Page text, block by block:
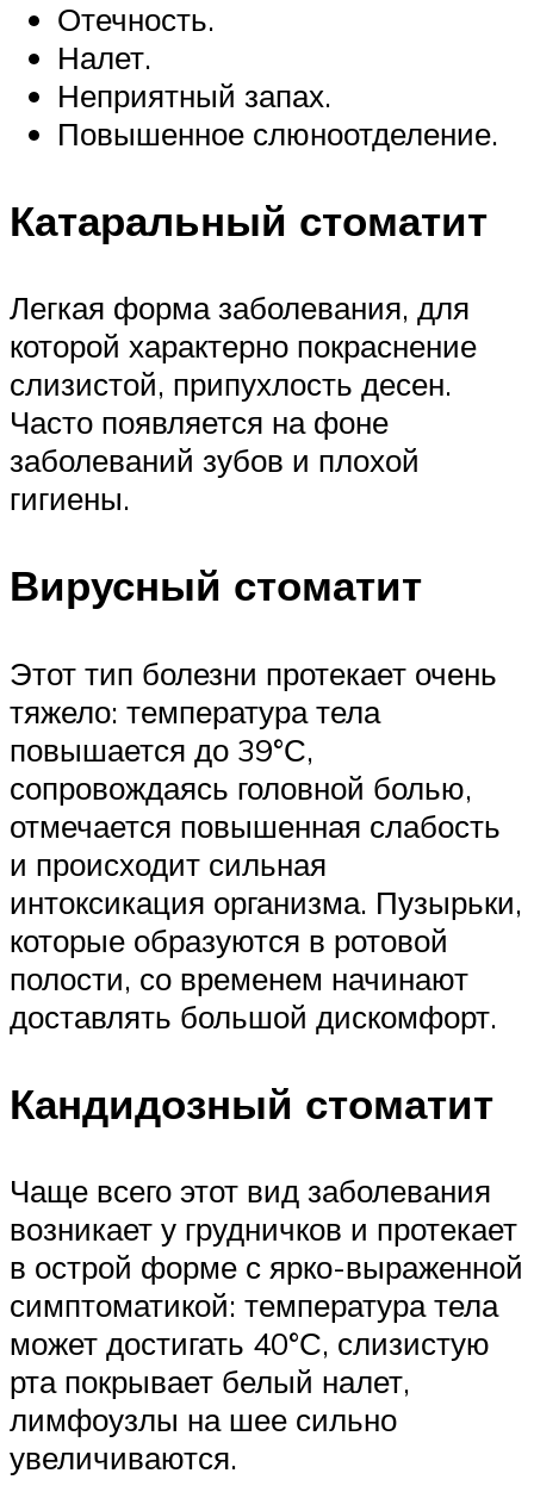
Отечность.
Налет.
Неприятный запах.
Повышенное слюноотделение.
Катаральный стоматит
Легкая форма заболевания, для
которой характерно покраснение
слизистой, припухлость десен.
Часто появляется на фоне
заболеваний зубов и плохой
гигиены.
Вирусный стоматит
Этот тип болезни протекает очень
тяжело: температура тела
повышается до 39°С,
сопровождаясь головной болью,
отмечается повышенная слабость
и происходит сильная
интоксикация организма. Пузырьки,
которые образуются в ротовой
полости, со временем начинают
доставлять большой дискомфорт.
Кандидозный стоматит
Чаще всего этот вид заболевания
возникает у грудничков и протекает
в острой форме с ярко-выраженной
симптоматикой: температура тела
может достигать 40°С, слизистую
рта покрывает белый налет,
лимфоузлы на шее сильно
увеличиваются.